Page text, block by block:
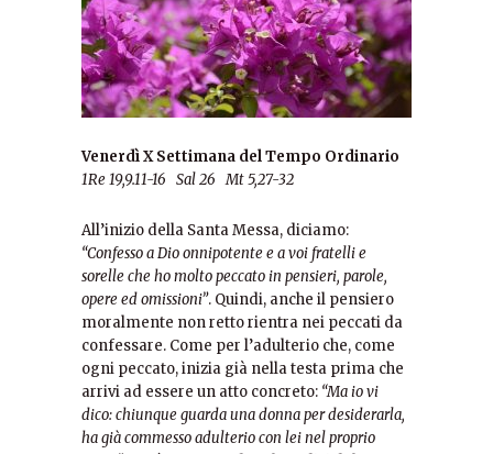
Venerdì X Settimana del Tempo Ordinario
1Re 19,9.11-16 Sal 26 Mt 5,27-32
All’inizio della Santa Messa, diciamo:
“Confesso a Dio onnipotente e a voi fratelli e
sorelle che ho molto peccato in pensieri, parole,
opere ed omissioni”. Quindi, anche il pensiero
moralmente non retto rientra nei peccati da
confessare. Come per l’adulterio che, come
ogni peccato, inizia già nella testa prima che
arrivi ad essere un atto concreto: “Ma io vi
dico: chiunque guarda una donna per desiderarla,
ha già commesso adulterio con lei nel proprio